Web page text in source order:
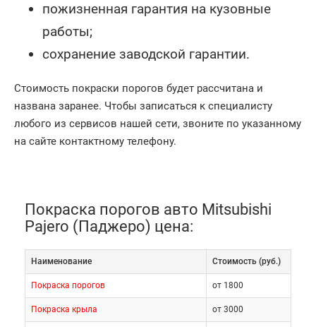
пожизненная гарантия на кузовные
работы;
сохранение заводской гарантии.
Стоимость покраски порогов будет рассчитана и
названа заранее. Чтобы записаться к специалисту
любого из сервисов нашей сети, звоните по указанному
на сайте контактному телефону.
Покраска порогов авто Mitsubishi
Pajero (Паджеро) цена:
Наименование Cтоимость (руб.)
Покраска порогов от 1800
Покраска крыла от 3000